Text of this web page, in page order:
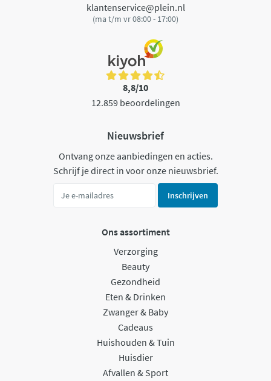
klantenservice@plein.nl
(ma t/m vr 08:00 - 17:00)
8,8/10
12.859 beoordelingen
Nieuwsbrief
Ontvang onze aanbiedingen en acties.
Schrijf je direct in voor onze nieuwsbrief.
Inschrijven
Ons assortiment
Verzorging
Beauty
Gezondheid
Eten & Drinken
Zwanger & Baby
Cadeaus
Huishouden & Tuin
Huisdier
Afvallen & Sport